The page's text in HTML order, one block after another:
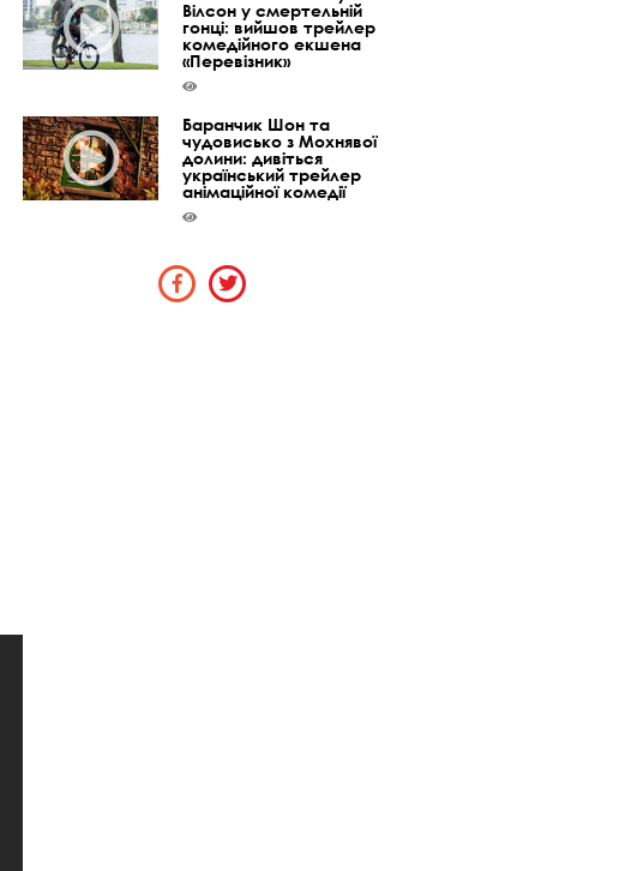
Вілсон у смертельній
гонці: вийшов трейлер
комедійного екшена
«Перевізник»
Баранчик Шон та
чудовисько з Мохнявої
долини: дивіться
український трейлер
анімаційної комедії